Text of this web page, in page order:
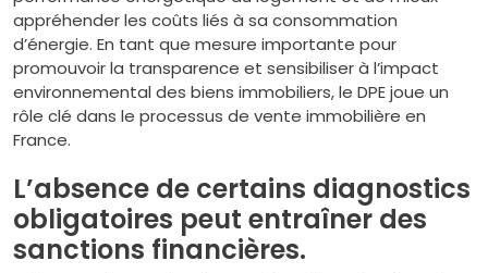
appréhender les coûts liés à sa consommation
d’énergie. En tant que mesure importante pour
promouvoir la transparence et sensibiliser à l’impact
environnemental des biens immobiliers, le DPE joue un
rôle clé dans le processus de vente immobilière en
France.
L’absence de certains diagnostics
obligatoires peut entraîner des
sanctions financières.